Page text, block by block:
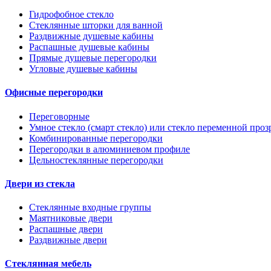
Гидрофобное стекло
Стеклянные шторки для ванной
Раздвижные душевые кабины
Распашные душевые кабины
Прямые душевые перегородки
Угловые душевые кабины
Офисные перегородки
Переговорные
Умное стекло (смарт стекло) или стекло переменной
Комбинированные перегородки
Перегородки в алюминиевом профиле
Цельностеклянные перегородки
Двери из стекла
Стеклянные входные группы
Маятниковые двери
Распашные двери
Раздвижные двери
Стеклянная мебель